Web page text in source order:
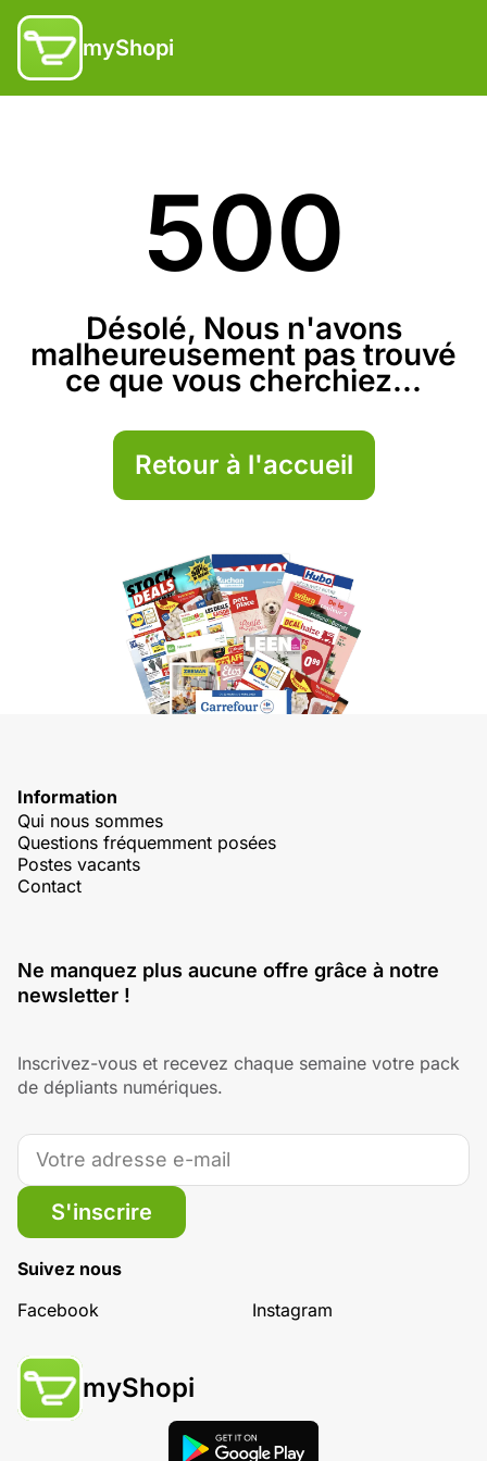
myShopi
500
Désolé, Nous n'avons
malheureusement pas trouvé
ce que vous cherchiez...
Retour à l'accueil
Information
Qui nous sommes
Questions fréquemment posées
Postes vacants
Contact
Ne manquez plus aucune offre grâce à notre
newsletter !
Inscrivez-vous et recevez chaque semaine votre pack
de dépliants numériques.
S'inscrire
Suivez nous
Facebook
Instagram
myShopi